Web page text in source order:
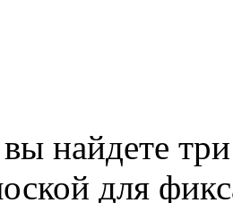
вы найдете
для